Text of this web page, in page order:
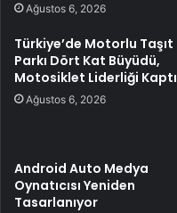
Ağustos 6, 2026
Türkiye’de Motorlu Taşıt
Parkı Dört Kat Büyüdü,
Motosiklet Liderliği Kaptı
Ağustos 6, 2026
Android Auto Medya
Oynatıcısı Yeniden
Tasarlanıyor